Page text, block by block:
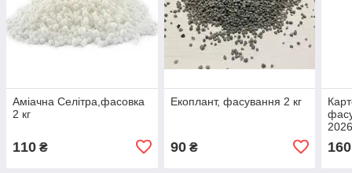
Аміачна Селітра,фасовка
2 кг
110 ₴
Екоплант, фасування 2 кг
90₴ 160